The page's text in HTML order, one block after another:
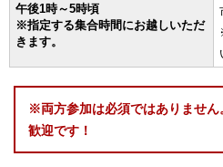
午後1時～5時頃
※指定する集合時間にお越しいただ
きます。
※両方参加は必須ではありませ
歓迎です！